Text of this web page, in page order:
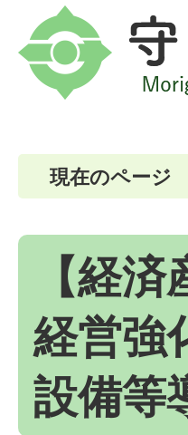
現在のページ
【経
経営強
設備等